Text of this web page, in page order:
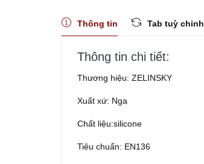
Thông tin Tab tuỳ chỉnh
Thông tin chi tiết:
Thương hiệu: ZELINSKY
Xuất xứ: Nga
Chất liệu:silicone
Tiêu chuẩn: EN136